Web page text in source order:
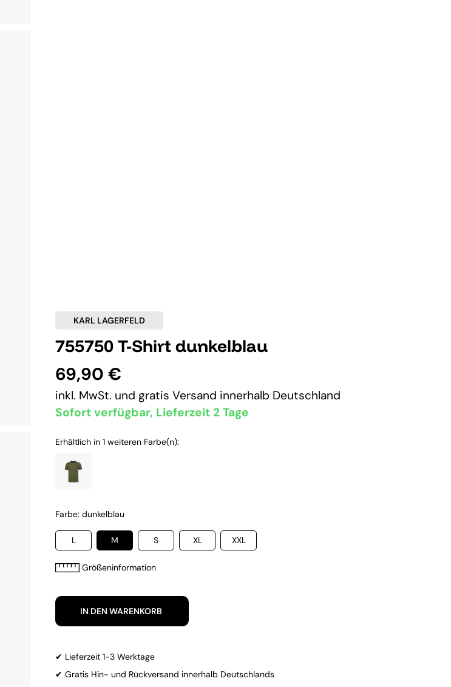
KARL LAGERFELD
755750 T-Shirt dunkelblau
69,90 €
inkl. MwSt. und gratis Versand innerhalb Deutschland
Sofort verfügbar, Lieferzeit 2 Tage
Erhältlich in 1 weiteren Farbe(n):
Farbe: dunkelblau
L M S XL XXL
Größeninformation
IN DEN WARENKORB
✔ Lieferzeit 1-3 Werktage
✔ Gratis Hin- und Rückversand innerhalb Deutschlands